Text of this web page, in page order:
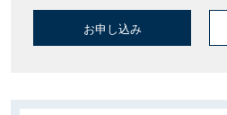
お申し込み